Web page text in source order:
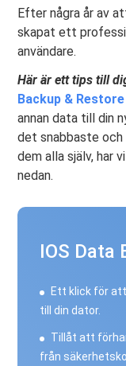
Efter några år av
skapat ett
användare.
Här är ett tips till
Backup & Restore
annan data till din
det snabbaste
dem alla själv, har
nedan.
IOS Data
Ett klick för
till din dator.
Tillåt att
från